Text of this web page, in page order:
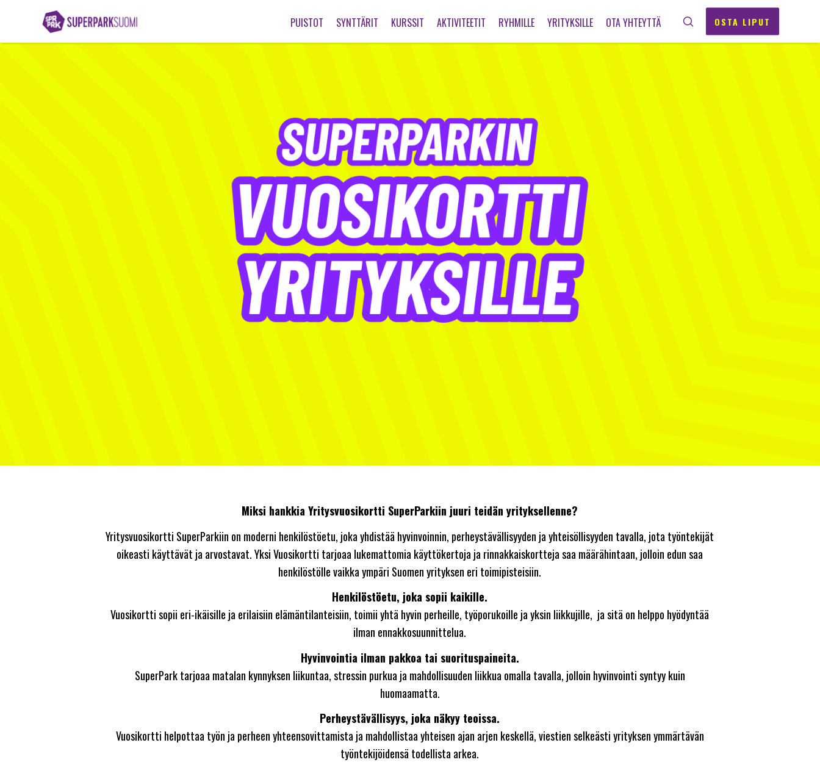
OSTA LIPUT
PUISTOT SYNTTÄRIT KURSSIT AKTIVITEETIT RYHMILLE YRITYKSILLE OTA YHTEYTTÄ
Miksi hankkia Yritysvuosikortti SuperParkiin juuri teidän yrityksellenne?
Yritysvuosikortti SuperParkiin on moderni henkilöstöetu, joka yhdistää hyvinvoinnin, perheystävällisyyden ja yhteisöllisyyden tavalla, jota työntekijät
oikeasti käyttävät ja arvostavat. Yksi Vuosikortti tarjoaa lukemattomia käyttökertoja ja rinnakkaiskortteja saa määrähintaan, jolloin edun saa
henkilöstölle vaikka ympäri Suomen yrityksen eri toimipisteisiin.
Henkilöstöetu, joka sopii kaikille.
Vuosikortti sopii eri-ikäisille ja erilaisiin elämäntilanteisiin, toimii yhtä hyvin perheille, työporukoille ja yksin liikkujille, ja sitä on helppo hyödyntää
ilman ennakkosuunnittelua.
Hyvinvointia ilman pakkoa tai suorituspaineita.
SuperPark tarjoaa matalan kynnyksen liikuntaa, stressin purkua ja mahdollisuuden liikkua omalla tavalla, jolloin hyvinvointi syntyy kuin
huomaamatta.
Perheystävällisyys, joka näkyy teoissa.
Vuosikortti helpottaa työn ja perheen yhteensovittamista ja mahdollistaa yhteisen ajan arjen keskellä, viestien selkeästi yrityksen ymmärtävän
työntekijöidensä todellista arkea.